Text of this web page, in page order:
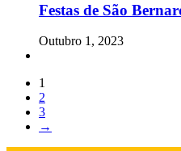
Festas de São
Outubro 1, 2023
1
2
3
→